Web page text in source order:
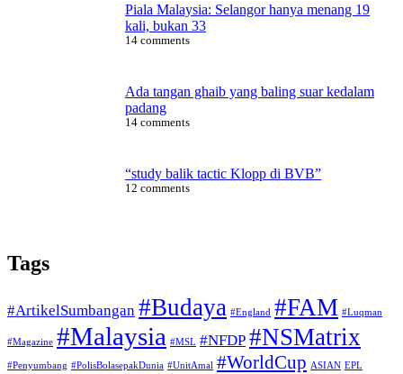
Piala Malaysia: Selangor hanya menang 19
kali, bukan 33
14 comments
Ada tangan ghaib yang baling suar kedalam
padang
14 comments
“study balik tactic Klopp di BVB”
12 comments
Tags
#ArtikelSumbangan #Budaya #England #FAM #Luqman
#Magazine #Malaysia #MSL #NFDP #NSMatrix
#Penyumbang #PolisBolasepakDunia #UnitAmal #WorldCup ASIAN EPL